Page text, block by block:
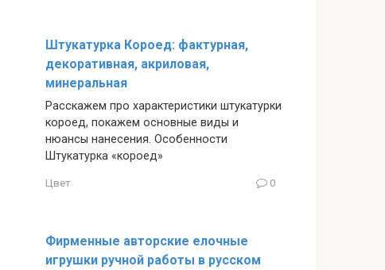
Штукатурка Короед: фактурная,
декоративная, акриловая,
минеральная
Расскажем про характеристики штукатурки
короед, покажем основные виды и
нюансы нанесения. Особенности
Штукатурка «короед»
Цвет 0
Фирменные авторские елочные
игрушки ручной работы в русском